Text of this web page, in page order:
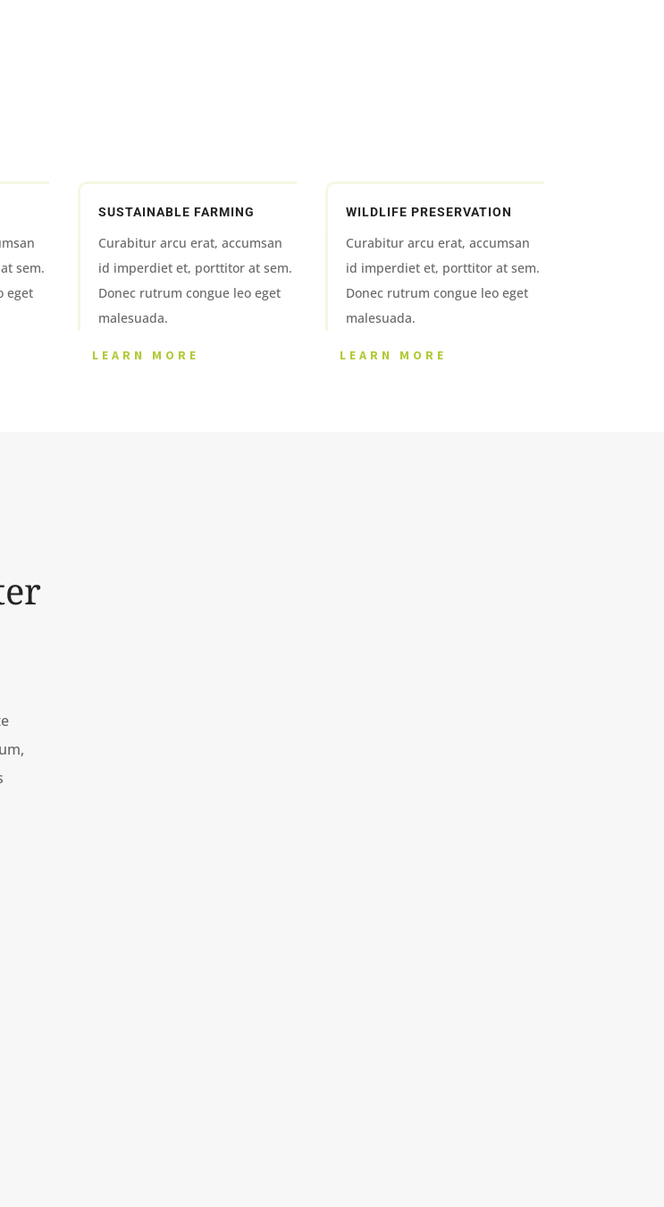
sem.
eget
SUSTAINABLE FARMING
Curabitur arcu erat, accumsan
id imperdiet et, porttitor at sem.
Donec rutrum congue leo eget
malesuada.
LEARN MORE
WILDLIFE PRESERVATION
Curabitur arcu erat, accumsan
id imperdiet et, porttitor at sem.
Donec rutrum congue leo eget
malesuada.
LEARN MORE